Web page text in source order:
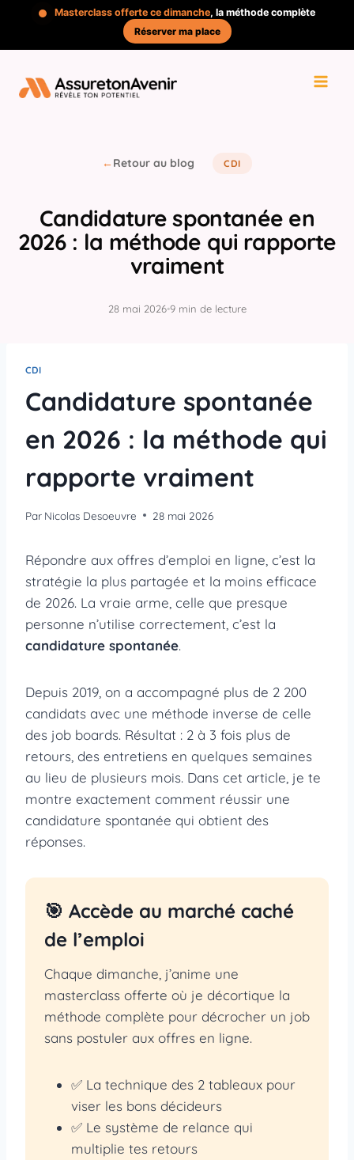
contenu
Masterclass offerte ce dimanche, la méthode complète
Réserver ma place
←Retour au blog CDI
Candidature spontanée en
2026 : la méthode qui rapporte
vraiment
28 mai 2026•9 min de lecture
CDI
Candidature spontanée
en 2026 : la méthode qui
rapporte vraiment
Par Nicolas Desoeuvre 28 mai 2026
Répondre aux offres d’emploi en ligne, c’est la
stratégie la plus partagée et la moins efficace
de 2026. La vraie arme, celle que presque
personne n’utilise correctement, c’est la
candidature spontanée.
Depuis 2019, on a accompagné plus de 2 200
candidats avec une méthode inverse de celle
des job boards. Résultat : 2 à 3 fois plus de
retours, des entretiens en quelques semaines
au lieu de plusieurs mois. Dans cet article, je te
montre exactement comment réussir une
candidature spontanée qui obtient des
réponses.
🎯 Accède au marché caché
de l’emploi
Chaque dimanche, j’anime une
masterclass offerte où je décortique la
méthode complète pour décrocher un job
sans postuler aux offres en ligne.
✅ La technique des 2 tableaux pour
viser les bons décideurs
✅ Le système de relance qui
multiplie tes retours